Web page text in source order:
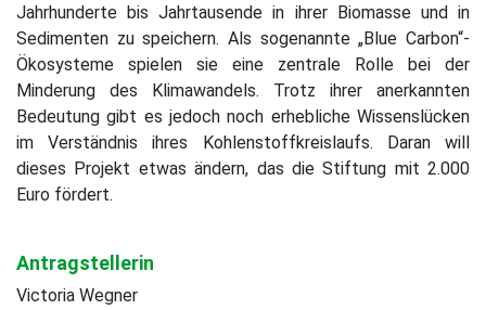
Jahrhunderte bis Jahrtausende in ihrer Biomasse und in
Sedimenten zu speichern. Als sogenannte „Blue Carbon“-
Ökosysteme spielen sie eine zentrale Rolle bei der
Minderung des Klimawandels. Trotz ihrer anerkannten
Bedeutung gibt es jedoch noch erhebliche Wissenslücken
im Verständnis ihres Kohlenstoffkreislaufs. Daran will
dieses Projekt etwas ändern, das die Stiftung mit 2.000
Euro fördert.
Antragstellerin
Victoria Wegner